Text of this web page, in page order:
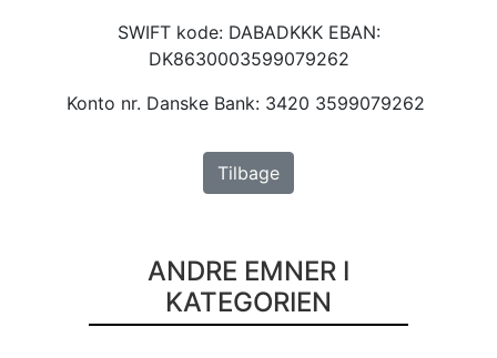
SWIFT kode: DABADKKK EBAN:
DK8630003599079262
Konto nr. Danske Bank: 3420 3599079262
Tilbage
ANDRE EMNER I
KATEGORIEN